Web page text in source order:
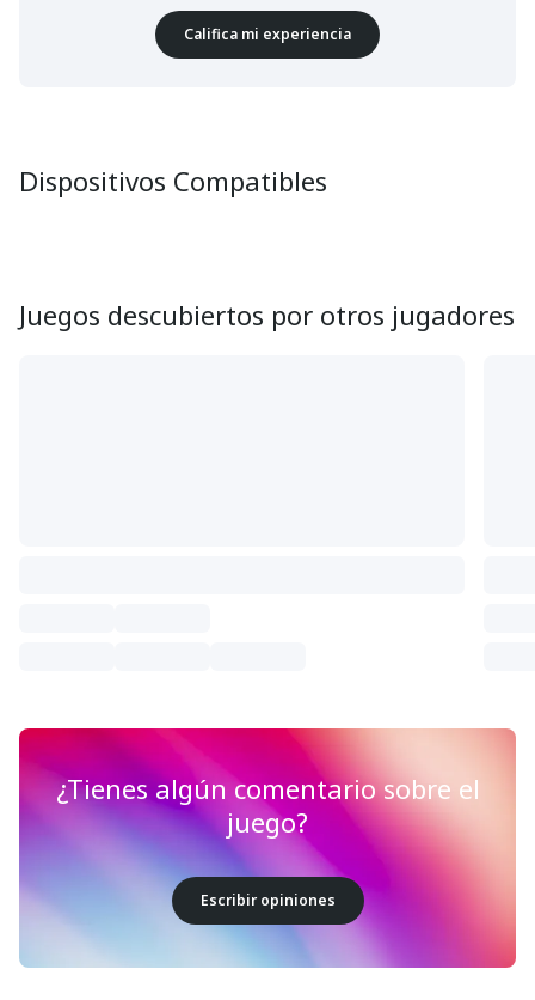
Califica mi experiencia
Dispositivos Compatibles
Juegos descubiertos por otros jugadores
¿Tienes algún comentario sobre el
juego?
Escribir opiniones